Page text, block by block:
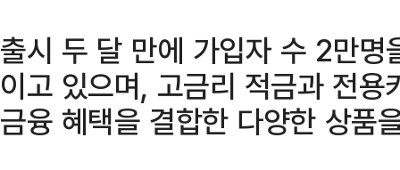
출시 두 달 만에 가입자 수 2만
이고 있으며, 고금리 적금과 전
금융 혜택을 결합한 다양한 상품